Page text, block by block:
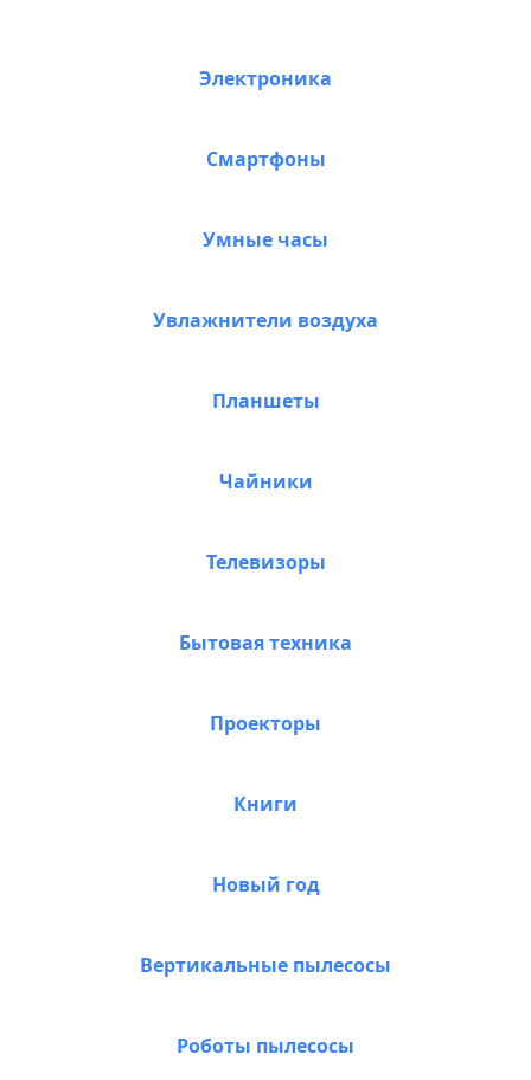
Электроника
Смартфоны
Умные часы
Увлажнители воздуха
Планшеты
Чайники
Телевизоры
Бытовая техника
Проекторы
Книги
Новый год
Вертикальные пылесосы
Роботы пылесосы